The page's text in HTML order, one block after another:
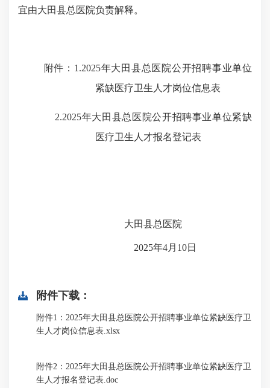
宜由大田县总医院负责解释。
附件： 1.2025年大田县总医院公开招聘事业单位
紧缺医疗卫生人才岗位信息表
2.2025年大田县总医院公开招聘事业单位紧缺
医疗卫生人才报名登记表
大田县总医院
2025年4月10日
附件下载：
附件1：2025年大田县总医院公开招聘事业单位紧缺医疗卫
生人才岗位信息表.xlsx
附件2：2025年大田县总医院公开招聘事业单位紧缺医疗卫
生人才报名登记表.doc